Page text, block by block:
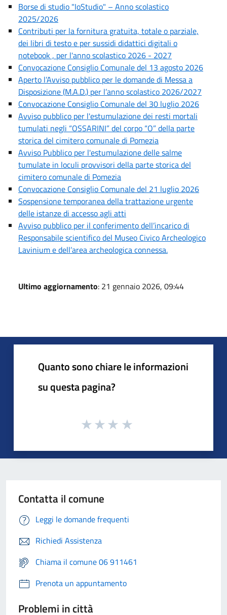
Borse di studio "IoStudio" – Anno scolastico
2025/2026
Contributi per la fornitura gratuita, totale o parziale,
dei libri di testo e per sussidi didattici digitali o
notebook , per l'anno scolastico 2026 - 2027
Convocazione Consiglio Comunale del 13 agosto 2026
Aperto l’Avviso pubblico per le domande di Messa a
Disposizione (M.A.D.) per l’anno scolastico 2026/2027
Convocazione Consiglio Comunale del 30 luglio 2026
Avviso pubblico per l'estumulazione dei resti mortali
tumulati negli “OSSARINI” del corpo “O” della parte
storica del cimitero comunale di Pomezia
Avviso Pubblico per l'estumulazione delle salme
tumulate in loculi provvisori della parte storica del
cimitero comunale di Pomezia
Convocazione Consiglio Comunale del 21 luglio 2026
Sospensione temporanea della trattazione urgente
delle istanze di accesso agli atti
Avviso pubblico per il conferimento dell’incarico di
Responsabile scientifico del Museo Civico Archeologico
Lavinium e dell’area archeologica connessa.
Ultimo aggiornamento: 21 gennaio 2026, 09:44
Quanto sono chiare le informazioni
su questa pagina?
Contatta il comune
Leggi le domande frequenti
Richiedi Assistenza
Chiama il comune 06 911461
Prenota un appuntamento
Problemi in città